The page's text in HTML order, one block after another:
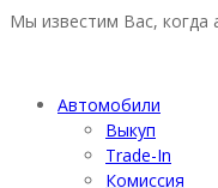
Мы известим Вас, когда
Автомобили
Выкуп
Trade-In
Комиссия